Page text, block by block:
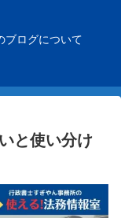
ブログについて
と使い分け